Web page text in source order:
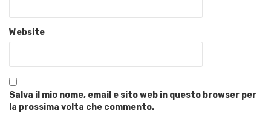
Website
Salva il mio nome, email e sito web in questo browser per
la prossima volta che commento.